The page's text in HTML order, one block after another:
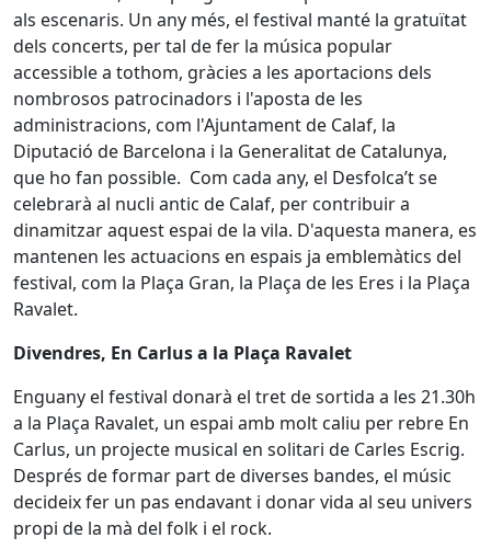
als escenaris. Un any més, el festival manté la gratuïtat
dels concerts, per tal de fer la música popular
accessible a tothom, gràcies a les aportacions dels
nombrosos patrocinadors i l'aposta de les
administracions, com l'Ajuntament de Calaf, la
Diputació de Barcelona i la Generalitat de Catalunya,
que ho fan possible. Com cada any, el Desfolca’t se
celebrarà al nucli antic de Calaf, per contribuir a
dinamitzar aquest espai de la vila. D'aquesta manera, es
mantenen les actuacions en espais ja emblemàtics del
festival, com la Plaça Gran, la Plaça de les Eres i la Plaça
Ravalet.
Divendres, En Carlus a la Plaça Ravalet
Enguany el festival donarà el tret de sortida a les 21.30h
a la Plaça Ravalet, un espai amb molt caliu per rebre En
Carlus, un projecte musical en solitari de Carles Escrig.
Després de formar part de diverses bandes, el músic
decideix fer un pas endavant i donar vida al seu univers
propi de la mà del folk i el rock.